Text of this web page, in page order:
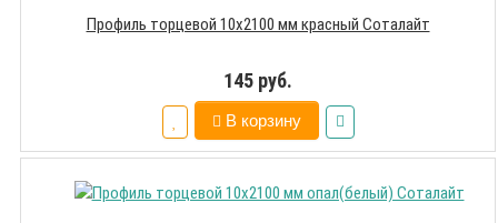
Профиль торцевой 10х2100 мм красный Соталайт
145 руб.
В корзину